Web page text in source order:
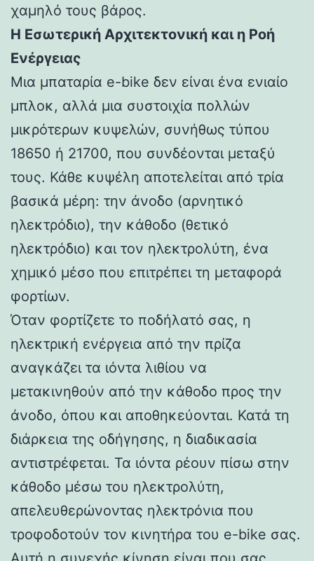
χαμηλό τους βάρος.
Η Εσωτερική Αρχιτεκτονική και η Ροή
Ενέργειας
Μια μπαταρία e-bike δεν είναι ένα ενιαίο
μπλοκ, αλλά μια συστοιχία πολλών
μικρότερων κυψελών, συνήθως τύπου
18650 ή 21700, που συνδέονται μεταξύ
τους. Κάθε κυψέλη αποτελείται από τρία
βασικά μέρη: την άνοδο (αρνητικό
ηλεκτρόδιο), την κάθοδο (θετικό
ηλεκτρόδιο) και τον ηλεκτρολύτη, ένα
χημικό μέσο που επιτρέπει τη μεταφορά
φορτίων.
Όταν φορτίζετε το ποδήλατό σας, η
ηλεκτρική ενέργεια από την πρίζα
αναγκάζει τα ιόντα λιθίου να
μετακινηθούν από την κάθοδο προς την
άνοδο, όπου και αποθηκεύονται. Κατά τη
διάρκεια της οδήγησης, η διαδικασία
αντιστρέφεται. Τα ιόντα ρέουν πίσω στην
κάθοδο μέσω του ηλεκτρολύτη,
απελευθερώνοντας ηλεκτρόνια που
τροφοδοτούν τον κινητήρα του e-bike σας.